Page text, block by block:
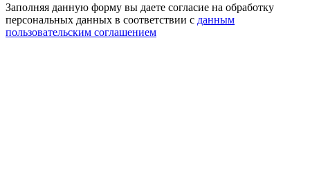
Заполняя данную форму вы даете согласие на обработку
персональных данных в соответствии с данным
пользовательским соглашением